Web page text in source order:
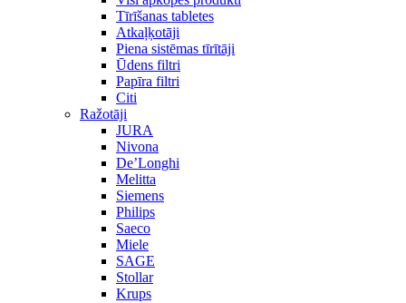
Tīrīšanas tabletes
Atkaļķotāji
Piena sistēmas tīrītāji
Ūdens filtri
Papīra filtri
Citi
Ražotāji
JURA
Nivona
De’Longhi
Melitta
Siemens
Philips
Saeco
Miele
SAGE
Stollar
Krups